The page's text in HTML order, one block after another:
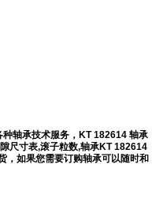
轴承技术服务，KT 182614 轴承
尺寸表,滚子粒数,轴承KT 182614
，如果您需要订购轴承可以随时和